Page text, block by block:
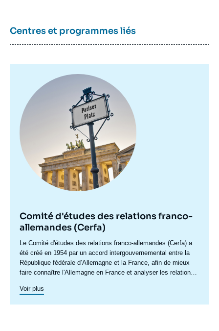
Centres et programmes liés
principale
Comité d'études des relations franco-
allemandes (Cerfa)
Accroche
centre
Le Comité d'études des relations franco-allemandes (Cerfa) a
été créé en 1954 par un accord intergouvernemental entre la
République fédérale d’Allemagne et la France, afin de mieux
faire connaître l'Allemagne en France et analyser les relations
européennes et internationales. Dans ses conférences et
Voir plus